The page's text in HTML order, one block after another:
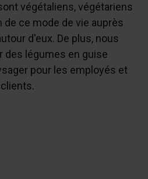
végétaliens, végétariens
ce mode de vie auprès
d'eux. De plus, nous
des légumes en guise
pour les employés et
clients.